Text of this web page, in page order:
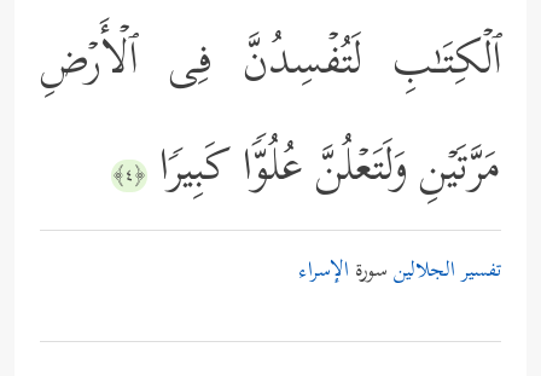
ٱلۡكِتَـٰبِ لَتُفۡسِدُنَّ فِی ٱلۡأَرۡضِ
مَرَّتَیۡنِ وَلَتَعۡلُنَّ عُلُوࣰّا كَبِیرࣰا ﴿٤﴾
تفسير الجلالينسورة الإسراء